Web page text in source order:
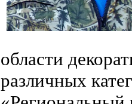
области
различных